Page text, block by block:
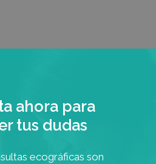
ahora para
tus dudas
ecográficas son